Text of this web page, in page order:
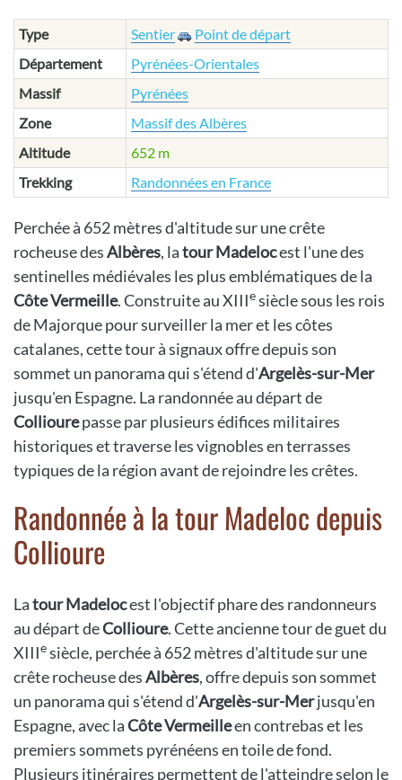
Type Sentier
Point de départ
Département
Pyrénées-Orientales
Massif
Pyrénées
Zone
Massif des Albères
Altitude
652 m
Trekking
Randonnées en France
Perchée à 652 mètres d'altitude sur une crête
rocheuse desAlbères, latour Madelocest l'une des
sentinelles médiévales les plus emblématiques de la
Côte Vermeille. Construite au XIIIesiècle sous les rois
de Majorque pour surveiller la mer et les côtes
catalanes, cette tour à signaux offre depuis son
sommet un panorama qui s'étend d'Argelès-sur-Mer
jusqu'en Espagne. La randonnée au départ de
Colliourepasse par plusieurs édifices militaires
historiques et traverse les vignobles en terrasses
typiques de la région avant de rejoindre les crêtes.
Randonnée à la tour Madeloc depuis
Collioure
Latour Madelocest l'objectif phare des randonneurs
au départ deCollioure. Cette ancienne tour de guet du
XIIIesiècle, perchée à 652 mètres d'altitude sur une
crête rocheuse desAlbères, offre depuis son sommet
un panorama qui s'étend d'Argelès-sur-Merjusqu'en
Espagne, avec laCôte Vermeilleen contrebas et les
premiers sommets pyrénéens en toile de fond.
Plusieurs itinéraires permettent de l'atteindre selon le